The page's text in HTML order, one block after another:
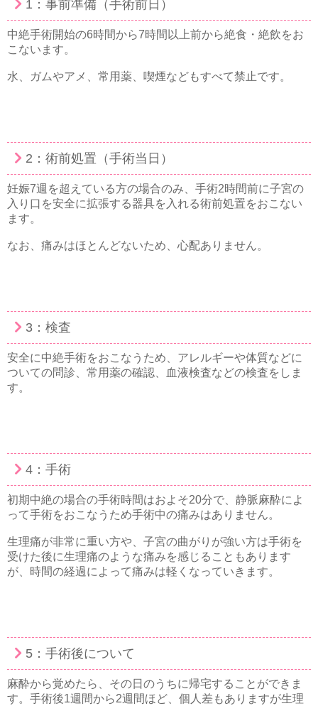
1：事前準備（手術前日）
中絶手術開始の6時間から7時間以上前から絶食・絶飲をお
こないます。
水、ガムやアメ、常用薬、喫煙などもすべて禁止です。
2：術前処置（手術当日）
妊娠7週を超えている方の場合のみ、手術2時間前に子宮の
入り口を安全に拡張する器具を入れる術前処置をおこない
ます。
なお、痛みはほとんどないため、心配ありません。
3：検査
安全に中絶手術をおこなうため、アレルギーや体質などに
ついての問診、常用薬の確認、血液検査などの検査をしま
す。
4：手術
初期中絶の場合の手術時間はおよそ20分で、静脈麻酔によ
って手術をおこなうため手術中の痛みはありません。
生理痛が非常に重い方や、子宮の曲がりが強い方は手術を
受けた後に生理痛のような痛みを感じることもあります
が、時間の経過によって痛みは軽くなっていきます。
5：手術後について
麻酔から覚めたら、その日のうちに帰宅することができま
す。手術後1週間から2週間ほど、個人差もありますが生理